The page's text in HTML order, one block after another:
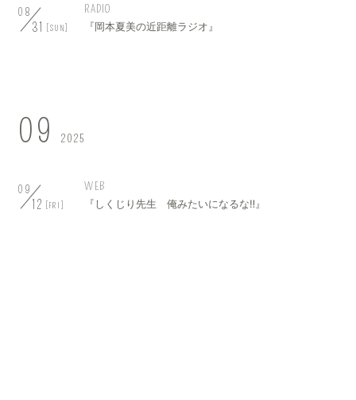
08
31 [SUN]
RADIO
『岡本夏美の近距離ラジオ』
09 2025
09
12 [FRI]
WEB
『しくじり先生 俺みたいになるな‼』